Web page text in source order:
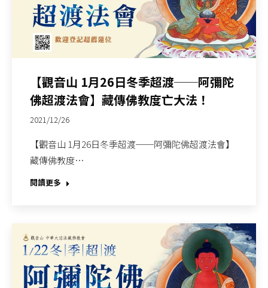
【觀音山 1月26日冬季超渡──阿彌陀
佛超渡法會】藏傳佛教度亡大法！
2021/12/26
【觀音山 1月26日冬季超渡──阿彌陀佛超渡法會】
藏傳佛教度…
閱讀更多